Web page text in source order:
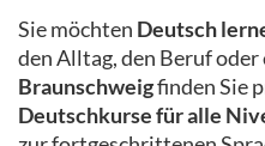
Sie möchten Deutsch
den Alltag, den Beruf oder
Braunschweigfinden Sie
Deutschkurse für alle